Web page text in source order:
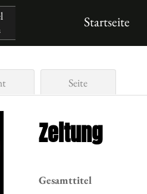
Startseite
Seite
Zeitung
Gesamttitel